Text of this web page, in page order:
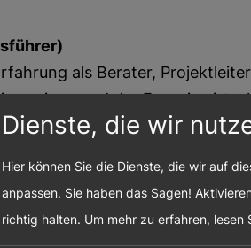
als Berater,
und der
der Initiierung und der Leitung
und der Implementierung
im industriellen Umfeld
Erfahrungen ein. Eine
Business schafft die
Dienste, die wir
Hier können Sie die Dienste, die wir auf
anpassen. Sie haben das Sagen!
richtig halten. Um mehr zu erfahren, lesen